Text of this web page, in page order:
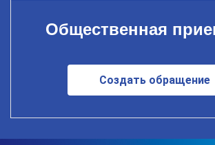
Общественная
Создать обращение